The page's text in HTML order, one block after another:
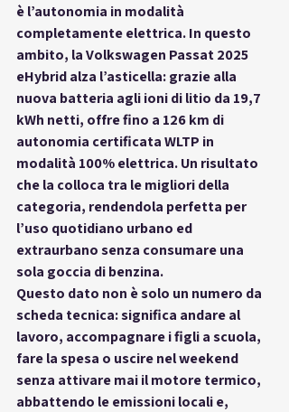
è l’autonomia in modalità
completamente elettrica. In questo
ambito, la Volkswagen Passat 2025
eHybrid alza l’asticella: grazie alla
nuova batteria agli ioni di litio da 19,7
kWh netti, offre fino a 126 km di
autonomia certificata WLTP in
modalità 100% elettrica. Un risultato
che la colloca tra le migliori della
categoria, rendendola perfetta per
l’uso quotidiano urbano ed
extraurbano senza consumare una
sola goccia di benzina.
Questo dato non è solo un numero da
scheda tecnica: significa andare al
lavoro, accompagnare i figli a scuola,
fare la spesa o uscire nel weekend
senza attivare mai il motore termico,
abbattendo le emissioni locali e,